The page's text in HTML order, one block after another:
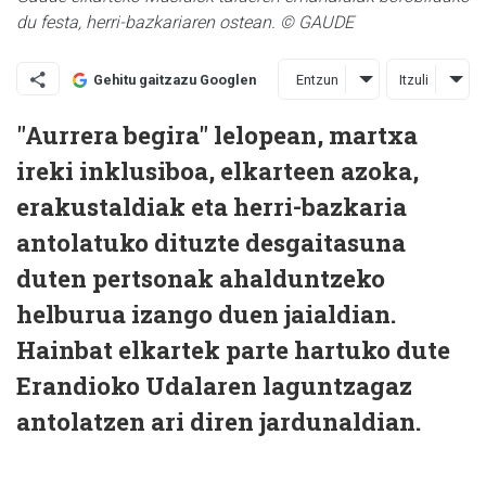
du festa, herri-bazkariaren ostean. © GAUDE
Gehitu gaitzazu Googlen Entzun Itzuli
"Aurrera begira" lelopean, martxa
ireki inklusiboa, elkarteen azoka,
erakustaldiak eta herri-bazkaria
antolatuko dituzte desgaitasuna
duten pertsonak ahalduntzeko
helburua izango duen jaialdian.
Hainbat elkartek parte hartuko dute
Erandioko Udalaren laguntzagaz
antolatzen ari diren jardunaldian.